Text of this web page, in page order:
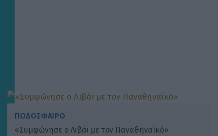
ΠΟΔΟΣΦΑΙΡΟ
«Συμφώνησε ο Λιβάι με τον Παναθηναϊκό»